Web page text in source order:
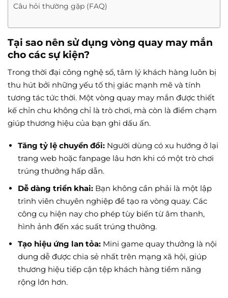
Câu hỏi thường gặp (FAQ)
Tại sao nên sử dụng vòng quay may mắn
cho các sự kiện?
Trong thời đại công nghệ số, tâm lý khách hàng luôn bị
thu hút bởi những yếu tố thị giác mạnh mẽ và tính
tương tác tức thời. Một vòng quay may mắn được thiết
kế chỉn chu không chỉ là trò chơi, mà còn là điểm chạm
giúp thương hiệu của bạn ghi dấu ấn.
Tăng tỷ lệ chuyển đổi:Người dùng có xu hướng ở lại
trang web hoặc fanpage lâu hơn khi có một trò chơi
trúng thưởng hấp dẫn.
Dễ dàng triển khai:Bạn không cần phải là một lập
trình viên chuyên nghiệp để tạo ra vòng quay. Các
công cụ hiện nay cho phép tùy biến từ âm thanh,
hình ảnh đến xác suất trúng thưởng.
Tạo hiệu ứng lan tỏa:Mini game quay thưởng là nội
dung dễ được chia sẻ nhất trên mạng xã hội, giúp
thương hiệu tiếp cận tệp khách hàng tiềm năng
rộng lớn hơn.